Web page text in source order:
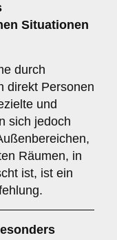
Situationen
durch
direkt Personen
und
sich jedoch
Räumen, in
ist, ist ein